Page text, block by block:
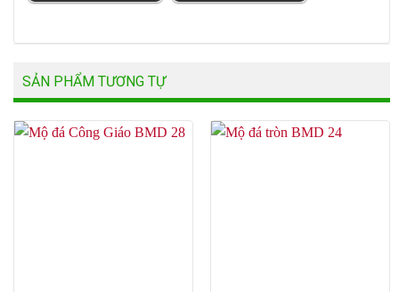
SẢN PHẨM TƯƠNG TỰ